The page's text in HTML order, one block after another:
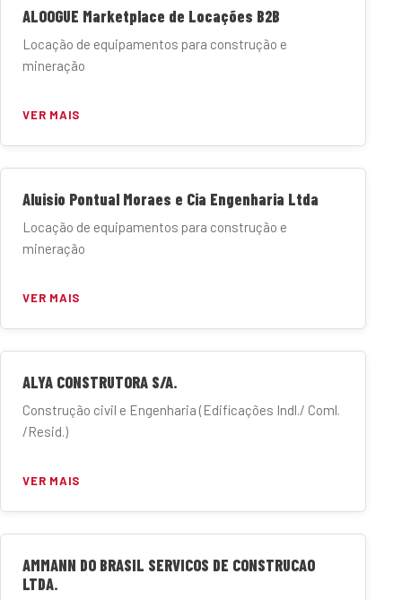
ALOOGUE Marketplace de Locações B2B
Locação de equipamentos para construção e
mineração
VER MAIS
Aluisio Pontual Moraes e Cia Engenharia Ltda
Locação de equipamentos para construção e
mineração
VER MAIS
ALYA CONSTRUTORA S/A.
Construção civil e Engenharia (Edificações Indl./ Coml.
/Resid.)
VER MAIS
AMMANN DO BRASIL SERVICOS DE CONSTRUCAO
LTDA.